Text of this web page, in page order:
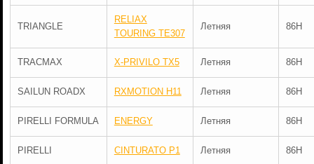
TRIANGLE
RELIAX
TOURING TE307
Летняя 86H
TRACMAX X-PRIVILO TX5 Летняя 86H
SAILUN ROADX RXMOTION H11 Летняя 86H
PIRELLI FORMULA ENERGY Летняя 86H
PIRELLI CINTURATO P1 Летняя 86H